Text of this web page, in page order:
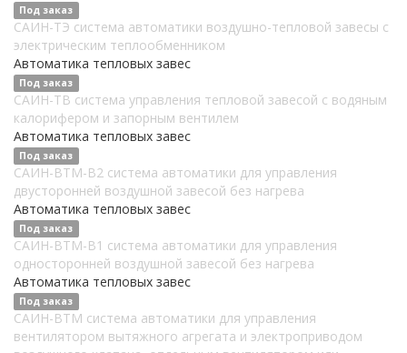
Под заказ
САИН-ТЭ система автоматики воздушно-тепловой завесы с
электрическим теплообменником
Автоматика тепловых завес
Под заказ
САИН-ТВ система управления тепловой завесой с водяным
калорифером и запорным вентилем
Автоматика тепловых завес
Под заказ
САИН-ВТМ-В2 система автоматики для управления
двусторонней воздушной завесой без нагрева
Автоматика тепловых завес
Под заказ
САИН-ВТМ-В1 система автоматики для управления
односторонней воздушной завесой без нагрева
Автоматика тепловых завес
Под заказ
САИН-ВТМ система автоматики для управления
вентилятором вытяжного агрегата и электроприводом